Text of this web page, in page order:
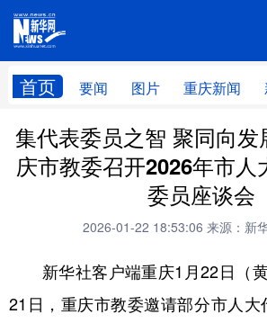
首页 要闻 图片 重庆新闻
网站地图
集代表委员之智 聚同向
庆市教委召开2026年市人
委员座谈会
2026-01-22 18:53:06 来源：新
新华社客户端重庆1月22日（黄
21日，重庆市教委邀请部分市人